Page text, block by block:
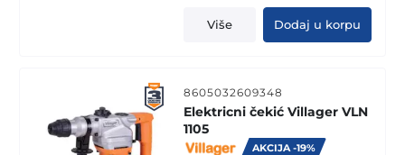
Više Dodaj u korpu
8605032609348
Elektricni čekić Villager VLN
1105
AKCIJA -19%